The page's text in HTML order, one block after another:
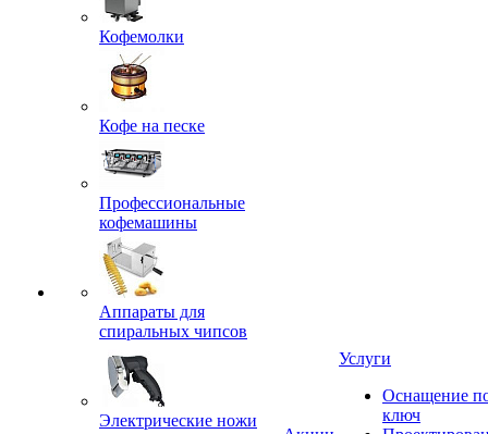
Кофемолки
Кофе на песке
Профессиональные
кофемашины
Аппараты для
спиральных чипсов
Электрические ножи
Услуги
Оснащение
ключ